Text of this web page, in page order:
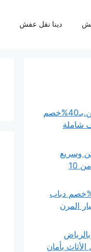
دينا نقل عفش
دينا نقل عفش حي الياسمين.بـ40%خصم
شاملة
وسريع
بأسعار تنافسية..خبرة لأكثر من 10
نقل عفش جدة بـ30%خصم دباب
المرن
بأمان